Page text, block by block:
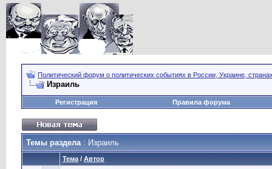
Политический форум о политических событиях в России, Украине,
Израиль
Регистрация Правила форума
Темы раздела: Израиль
Тема / Автор